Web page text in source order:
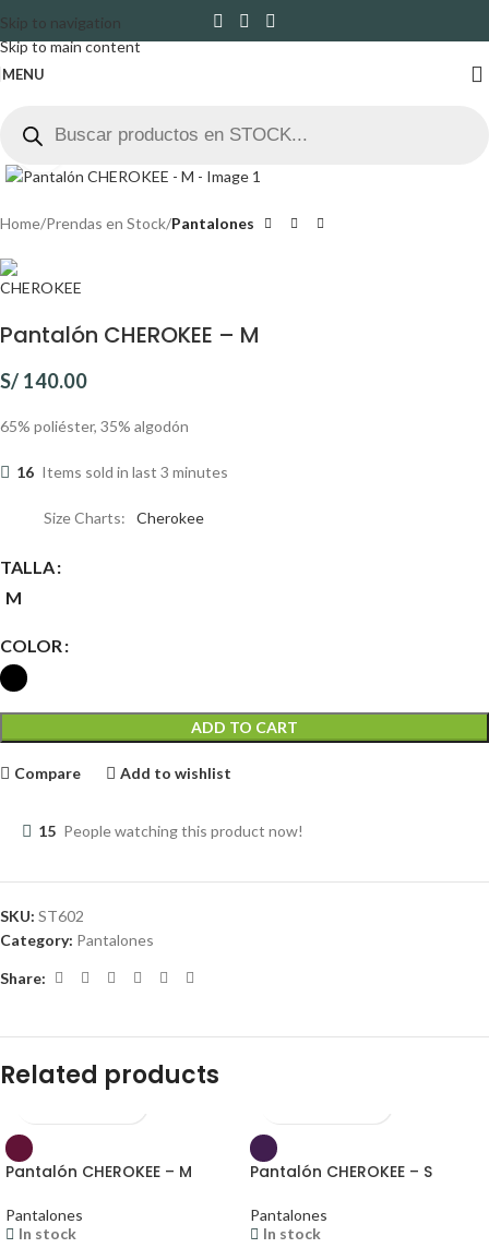
Skip to navigation
Skip to main content
MENU
Click to enlarge
Home Prendas en Stock Pantalones
Pantalón CHEROKEE – M
S/ 140.00
65% poliéster, 35% algodón
16 Items sold in last 3 minutes
Size Charts Cherokee
TALLA
M
COLOR
ADD TO CART
Compare Add to wishlist
15 People watching this product now!
SKU: ST602
Category: Pantalones
Share:
Related products
Pantalón CHEROKEE – M
Pantalones
In stock
Pantalón CHEROKEE – S
Pantalones
In stock